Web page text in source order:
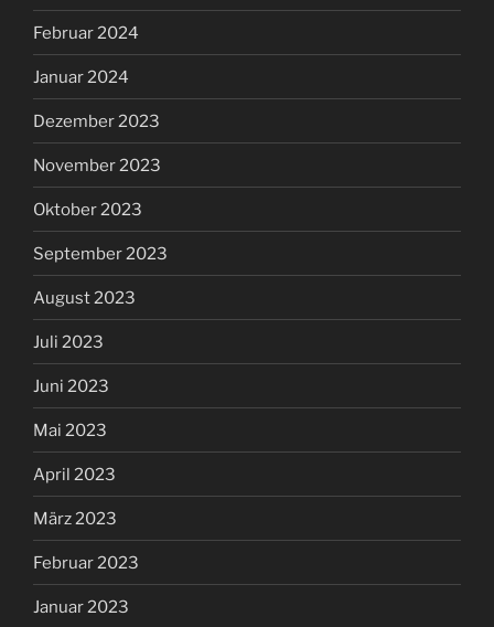
Februar 2024
Januar 2024
Dezember 2023
November 2023
Oktober 2023
September 2023
August 2023
Juli 2023
Juni 2023
Mai 2023
April 2023
März 2023
Februar 2023
Januar 2023